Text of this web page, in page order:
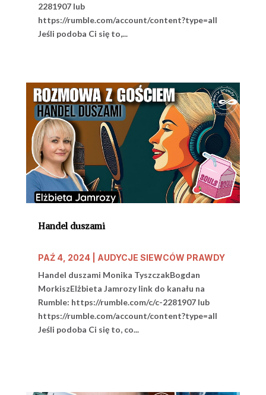
2281907 lub
https://rumble.com/account/content?type=all
Jeśli podoba Ci się to,...
Handel duszami
PAŹ 4, 2024| AUDYCJE SIEWCÓW PRAWDY
Handel duszami Monika TyszczakBogdan
MorkiszElżbieta Jamrozy link do kanału na
Rumble: https://rumble.com/c/c-2281907 lub
https://rumble.com/account/content?type=all
Jeśli podoba Ci się to, co...